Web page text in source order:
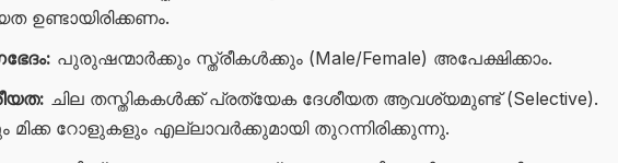
ഉണ്ടായിരിക്കണം.
പുരുഷന്മാർക്കും സ്ത്രീകൾക്കും (Male/Female) അപേക്ഷിക്കാം.
ചില തസ്തികകൾക്ക് പ്രത്യേക ദേശീയത ആവശ്യമുണ്ട് (Selective).
മിക്ക റോളുകളും എല്ലാവർക്കുമായി തുറന്നിരിക്കുന്നു.